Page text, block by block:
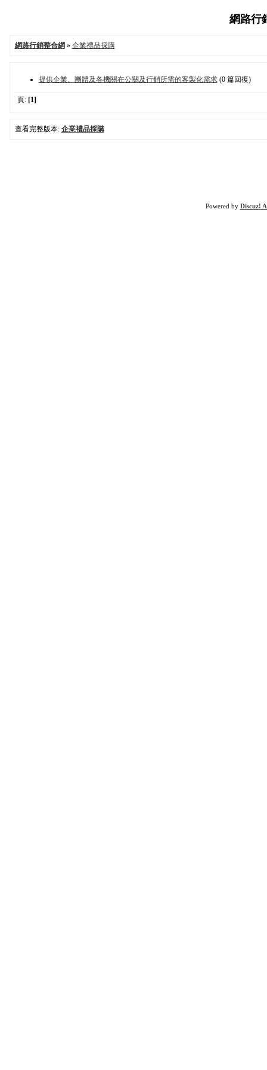
網路行
網路行銷整合網 » 企業禮品採購
提供企業、團體及各機關在公關及行銷所需的客製化需求(0 篇回復)
頁: [1]
查看完整版本: 企業禮品採購
Powered by Discuz!